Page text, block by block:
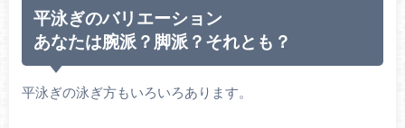
平泳ぎのバリエーション
あなたは腕派？脚派？それとも？
平泳ぎの泳ぎ方もいろいろあります。